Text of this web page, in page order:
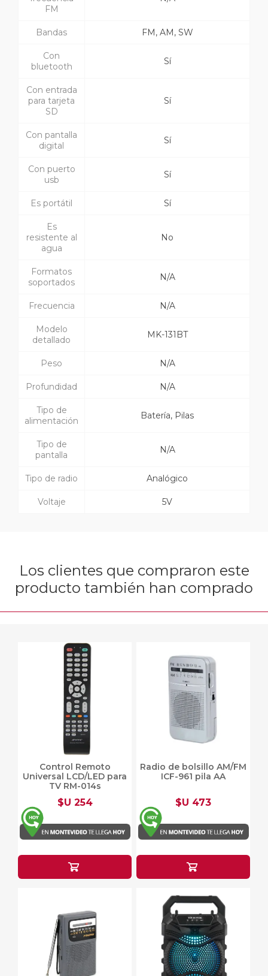
FM
Bandas FM, AM, SW
Con
bluetooth
Sí
Con entrada
para tarjeta
SD
Sí
Con pantalla
digital
Sí
Con puerto
usb
Sí
Es portátil Sí
Es
resistente al
agua
No
Formatos
soportados
N/A
Frecuencia N/A
Modelo
detallado
MK-131BT
Peso N/A
Profundidad N/A
Tipo de
alimentación
Batería, Pilas
Tipo de
pantalla
N/A
Tipo de radio Analógico
Voltaje 5V
Los clientes que compraron este
producto también han comprado
Control Remoto
Universal LCD/LED para
TV RM-014s
$U 254
Radio de bolsillo AM/FM
ICF-961 pila AA
$U 473